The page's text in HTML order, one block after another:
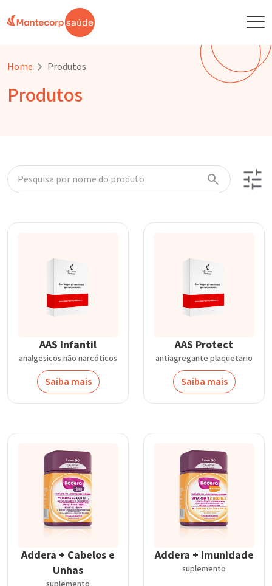
Home Produtos
Produtos
AAS Infantil
analgesicos não narcóticos
Saiba mais
AAS Protect
antiagregante plaquetario
Saiba mais
Addera + Cabelos e
Unhas
Addera + Imunidade
suplemento